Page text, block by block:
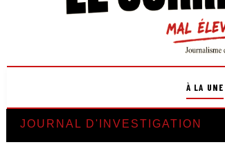
À LA UNE
JOURNAL D'INVESTIGATION